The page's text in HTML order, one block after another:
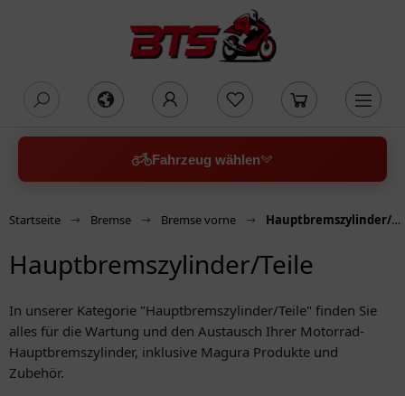
Fahrzeug wählen
Startseite Bremse Bremse vorne Hauptbremszylinder/Teile
Hauptbremszylinder/Teile
In unserer Kategorie "Hauptbremszylinder/Teile" finden Sie
alles für die Wartung und den Austausch Ihrer Motorrad-
Hauptbremszylinder, inklusive Magura Produkte und
Zubehör.